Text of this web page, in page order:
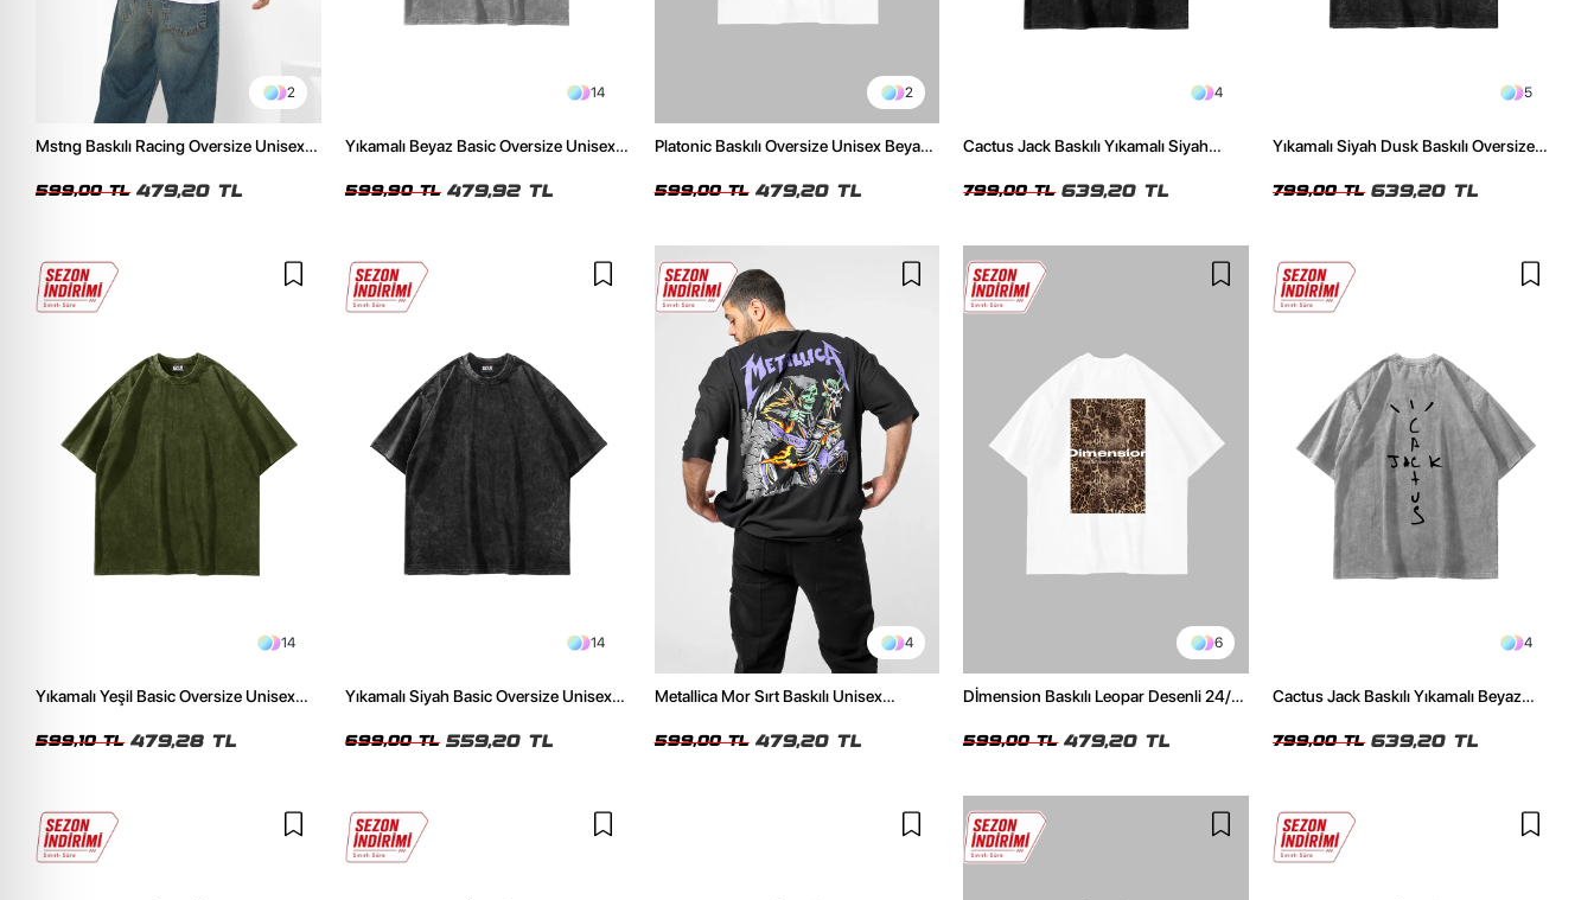
2
Mstng Baskılı Racing Oversize Unisex
599,00 TL 479,20 TL
14
Yıkamalı Beyaz Basic Oversize Unisex
599,90 TL 479,92 TL
2
Platonic Baskılı Oversize Unisex Beyaz
599,00 TL 479,20 TL
4
Cactus Jack Baskılı Yıkamalı Siyah
799,00 TL 639,20 TL
5
Yıkamalı Siyah Dusk Baskılı Oversize
799,00 TL 639,20 TL
14
Yıkamalı Yeşil Basic Oversize Unisex
599,10 TL 479,28 TL
14
Yıkamalı Siyah Basic Oversize Unisex
699,00 TL 559,20 TL
4
Metallica Mor Sırt Baskılı Unisex
599,00 TL 479,20 TL
6
Dİmension Baskılı Leopar Desenli 24/1
599,00 TL 479,20 TL
4
Cactus Jack Baskılı Yıkamalı Beyaz
799,00 TL 639,20 TL